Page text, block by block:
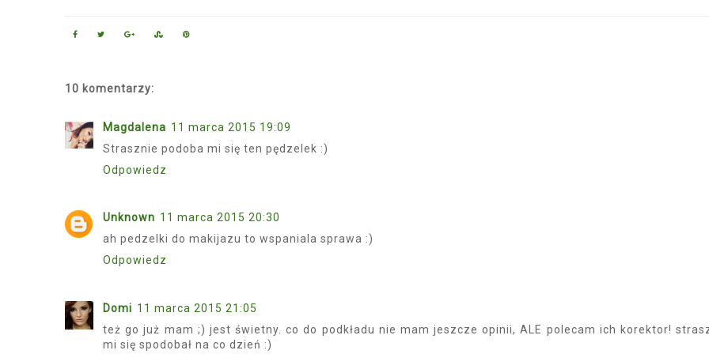
10 komentarzy:
Magdalena 11 marca 2015 19:09
Strasznie podoba mi się ten pędzelek :)
Odpowiedz
Unknown 11 marca 2015 20:30
ah pedzelki do makijazu to wspaniala sprawa :)
Odpowiedz
Domi 11 marca 2015 21:05
też go już mam ;) jest świetny. co do podkładu nie mam jeszcze opinii, ALE polecam ich korektor!
mi się spodobał na co dzień :)